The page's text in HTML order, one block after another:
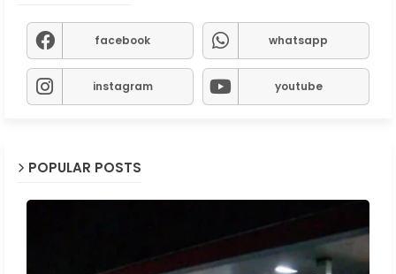
facebook whatsapp
instagram youtube
POPULAR POSTS